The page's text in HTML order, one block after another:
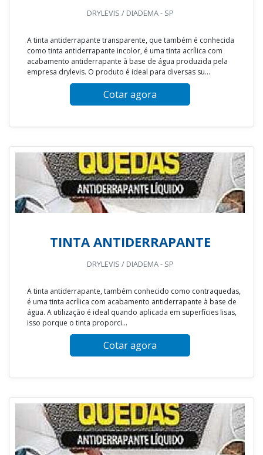
DRYLEVIS / DIADEMA - SP
A tinta antiderrapante transparente, que também é conhecida
como tinta antiderrapante incolor, é uma tinta acrílica com
acabamento antiderrapante à base de água produzida pela
empresa drylevis. O produto é ideal para diversas su...
Cotar agora
TINTA ANTIDERRAPANTE
DRYLEVIS / DIADEMA - SP
A tinta antiderrapante, também conhecido como contraquedas,
é uma tinta acrílica com acabamento antiderrapante à base de
água. A utilização é ideal quando aplicada em superfícies lisas,
isso porque o tinta proporci...
Cotar agora